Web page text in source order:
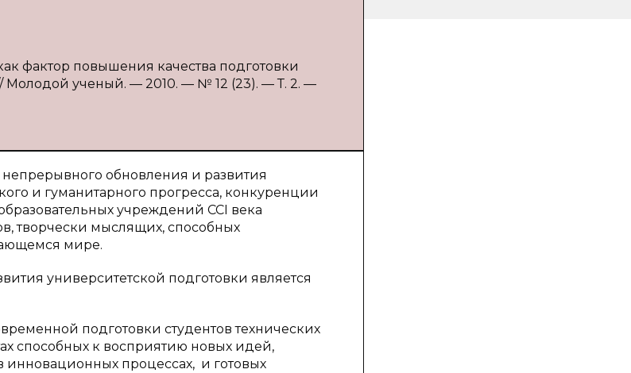
фактор повышения качества подготовки
Молодой ученый. — 2010. — № 12 (23). — Т. 2. —
обновления и развития
и гуманитарного прогресса, конкуренции
учреждений CCI века
творчески мыслящих, способных
мире.
университетской подготовки является
подготовки студентов технических
способных к восприятию новых идей,
процессах, и готовых